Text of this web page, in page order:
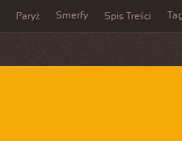
Paryż Smerfy Spis Treści